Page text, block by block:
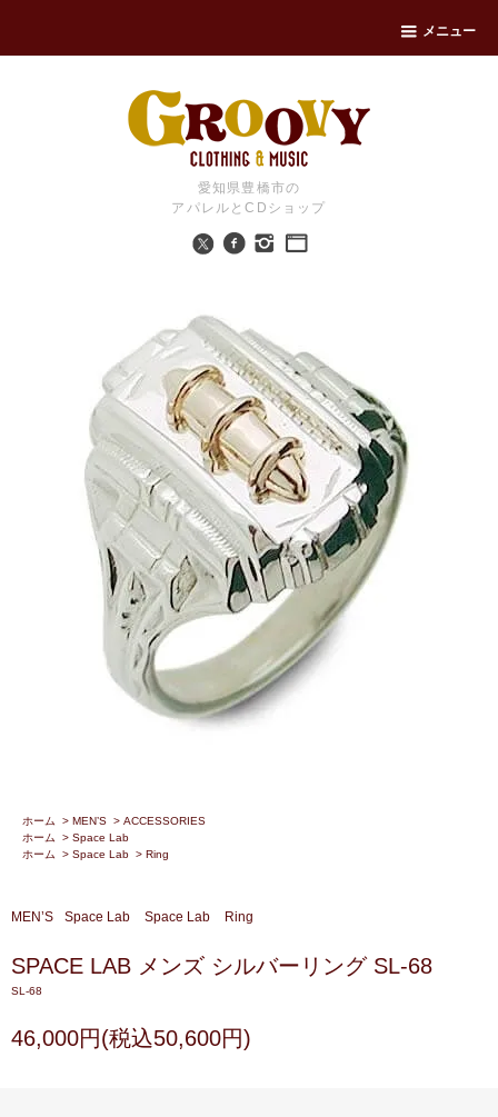
メニュー
愛知県豊橋市の
アパレルとCDショップ
ホーム > MEN’S > ACCESSORIES
ホーム
> Space Lab
ホーム
> Space Lab > Ring
MEN’S Space Lab Space Lab Ring
SPACE LAB メンズ シルバーリング SL-68
SL-68
46,000円(税込50,600円)